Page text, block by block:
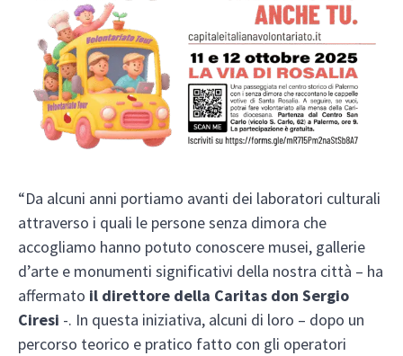
“Da alcuni anni portiamo avanti dei laboratori culturali
attraverso i quali le persone senza dimora che
accogliamo hanno potuto conoscere musei, gallerie
d’arte e monumenti significativi della nostra città – ha
affermato il direttore della Caritas don Sergio
Ciresi -. In questa iniziativa, alcuni di loro – dopo un
percorso teorico e pratico fatto con gli operatori